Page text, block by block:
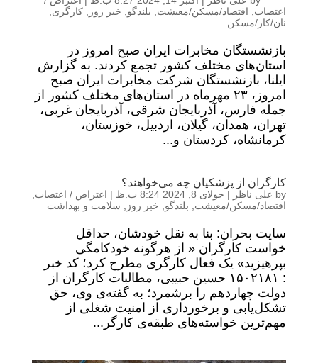
اعتصاب
اقتصاد/مسکن/معیشت بلندگو خبر روز کارگری
نان/کار/مسکن
بازنشستگان مخابرات ایران صبح امروز در
استان‌های مختلف کشور تجمع کردند. به گزارش
ایلنا، بازنشستگان شرکت مخابرات ایران صبح
امروز، ۲۳ مهرماه در استان‌های مختلف کشور از
جمله فارس، آذربایجان شرقی، آذربایجان غربی،
تهران، همدان، گیلان، اردبیل، خوزستان،
کرمانشاه، کردستان و...
کارگران از پزشکیان چه می‌خواهند؟
by علی ناظر | جولای 8, 2024 8:24 ب.ظ | اعتراض / اعتصاب
اقتصاد/مسکن/معیشت
بلندگو خبر روز سلامت و بهداشت
سایت بحران: بنا به نقل خودشان، حداقل
خواست کارگران « از هرگونه خودکامگی
بپرهیزید» یک فعال کارگری مطرح کرد؛ کد خبر
: ۱۵۰۲۱۸۱ حسین حبیبی، مطالبات کارگران از
دولت چهاردهم را برشمرد؛ به گفته‌ی وی، حق
تشکل‌یابی و برخورداری از امنیت شغلی از
مهم‌ترین خواسته‌های طبقه‌ی کارگر...